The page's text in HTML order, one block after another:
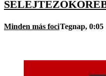
Minden más fociTegnap, 0:05